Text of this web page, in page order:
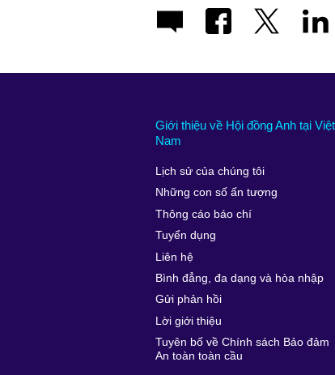
Giới thiệu về Hội đồng Anh tại Việt
Nam
Lịch sử của chúng tôi
Những con số ấn tượng
Thông cáo báo chí
Tuyển dụng
Liên hệ
Bình đẳng, đa dạng và hòa nhập
Gửi phản hồi
Lời giới thiệu
Tuyên bố về Chính sách Bảo đảm
An toàn toàn cầu